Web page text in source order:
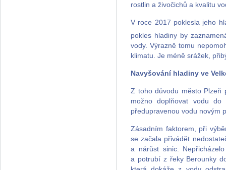
rostlin a živočichů a kvalitu
V roce 2017 poklesla jeho
pokles hladiny by
vody. Výrazně tomu
klimatu. Je méně srážek,
Navyšování hladiny ve
Z toho důvodu město Plzeň
možno doplňovat vodu do
předupravenou vodu novým
Zásadním faktorem, při
se začala přivádět
a nárůst sinic.
a potrubí z řeky Berounky